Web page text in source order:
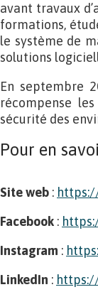
avant travaux
formations,
le système de
solutions
En septembre
récompense
sécurité des
Pour en
Site web :
Facebook :
Instagram :
LinkedIn :